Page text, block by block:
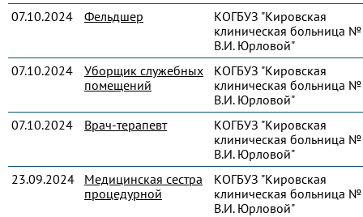
07.10.2024
Фельдшер
КОГБУЗ "Кировская
клиническая больница
В.И. Юрловой"
07.10.2024
Уборщик служебных
помещений
КОГБУЗ "Кировская
клиническая больница
В.И. Юрловой"
07.10.2024
Врач-терапевт
КОГБУЗ "Кировская
клиническая больница
В.И. Юрловой"
23.09.2024
Медицинская сестра
процедурной
КОГБУЗ "Кировская
клиническая больница
В.И. Юрловой"